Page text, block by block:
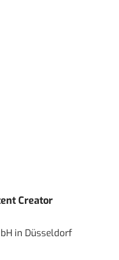
Creator
in Düsseldorf